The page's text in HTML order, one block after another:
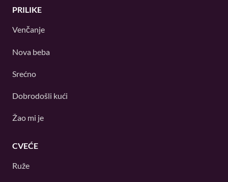
PRILIKE
Venčanje
Nova beba
Srećno
Dobrodošli kući
Žao mi je
CVEĆE
Ruže